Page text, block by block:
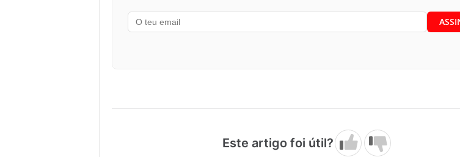
Este artigo foi útil?